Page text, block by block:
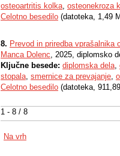
1 - 8 / 8
osteoartritis kolka, osteonekroza
Celotno besedilo (datoteka, 1,49
8. Prevod in priredba
Manca Dolenc, 2025, diplomsko
Ključne besede: diplomska dela,
stopala, smernice za prevajanje,
Celotno besedilo (datoteka,
Na vrh